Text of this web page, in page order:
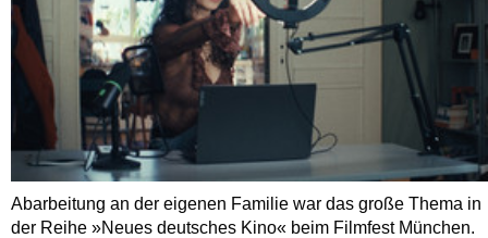
Abarbeitung an der eigenen Familie war das große Thema in
der Reihe »Neues deutsches Kino« beim Filmfest München.
MEHR
DOK.fest München 2026
Crossing Europe: Ein großes Dach mit viel
drunter